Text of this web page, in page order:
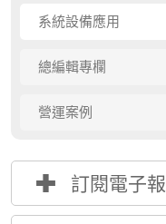
系統設備應用
總編輯專欄
營運案例
{ 訂閱電子報